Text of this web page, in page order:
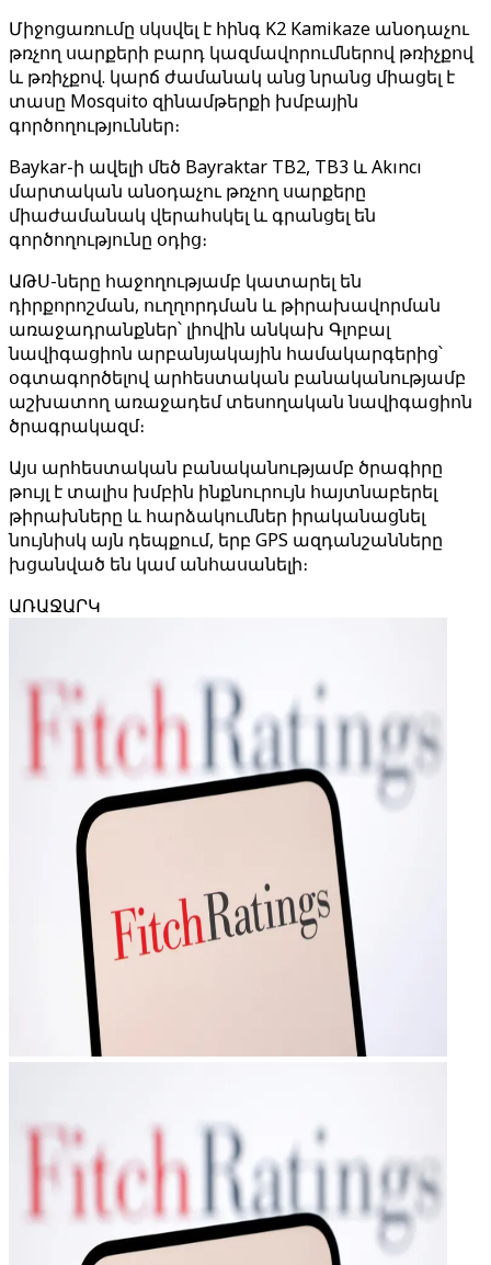
Միջոցառումը սկսվել է հինգ K2 Kamikaze անօդաչու
թռչող սարքերի բարդ կազմավորումներով թռիչքով
և թռիչքով. կարճ ժամանակ անց նրանց միացել է
տասը Mosquito զինամթերքի խմբային
գործողություններ։
Baykar-ի ավելի մեծ Bayraktar TB2, TB3 և Akıncı
մարտական ​​անօդաչու թռչող սարքերը
միաժամանակ վերահսկել և գրանցել են
գործողությունը օդից։
ԱԹՍ-ները հաջողությամբ կատարել են
դիրքորոշման, ուղղորդման և թիրախավորման
առաջադրանքներ՝ լիովին անկախ Գլոբալ
նավիգացիոն արբանյակային համակարգերից՝
օգտագործելով արհեստական ​​բանականությամբ
աշխատող առաջադեմ տեսողական նավիգացիոն
ծրագրակազմ։
Այս արհեստական ​​բանականությամբ ծրագիրը
թույլ է տալիս խմբին ինքնուրույն հայտնաբերել
թիրախները և հարձակումներ իրականացնել
նույնիսկ այն դեպքում, երբ GPS ազդանշանները
խցանված են կամ անհասանելի։
ԱՌԱՋԱՐԿ